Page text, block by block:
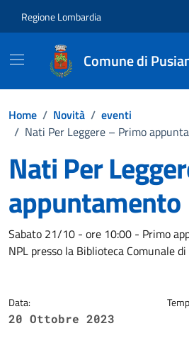
Regione Lombardia
Comune di
Home / Novità / eventi
/ Nati Per Leggere – Primo
Nati Per
appuntamento
Dettagli della
Sabato 21/10 - ore 10:00 - Primo
NPL presso la Biblioteca Comunale
Data:
20 Ottobre 2023